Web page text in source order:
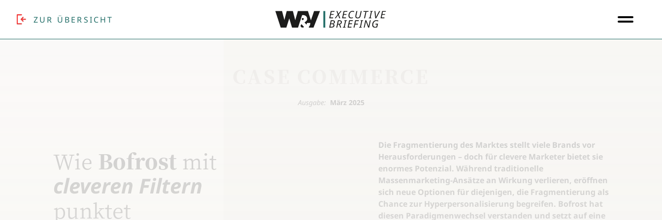
ZUR ÜBERSICHT
Ausgabe: März 2025
Wie Bofrost mit
cleveren Filtern
punktet
Die Fragmentierung des Marktes stellt viele Brands vor
Herausforderungen – doch für clevere Marketer bietet sie
enormes Potenzial. Während traditionelle
Massenmarketing-Ansätze an Wirkung verlieren, eröffnen
sich neue Optionen für diejenigen, die Fragmentierung als
Chance zur Hyperpersonalisierung begreifen. Bofrost hat
diesen Paradigmenwechsel verstanden und setzt auf eine